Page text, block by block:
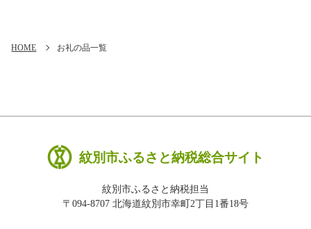
HOME お礼の品一覧
紋別市ふるさと納税総合サイト
紋別市ふるさと納税担当
〒094-8707 北海道紋別市幸町2丁目1番18号